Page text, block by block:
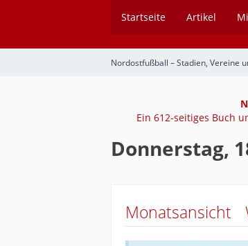
Startseite Artikel
Nordostfußball – Stadien, Vereine
Ein 612-seitiges Buch
Donnerstag,
Monatsansicht